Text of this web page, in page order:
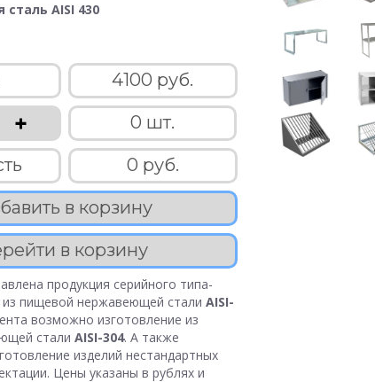
AISI 430
4100 руб.
+
0 шт.
0 руб.
в корзину
в корзину
продукция серийного типа-
пищевой нержавеющей стали AISI-
возможно изготовление из
стали AISI-304. А также
изделий нестандартных
Цены указаны в рублях и